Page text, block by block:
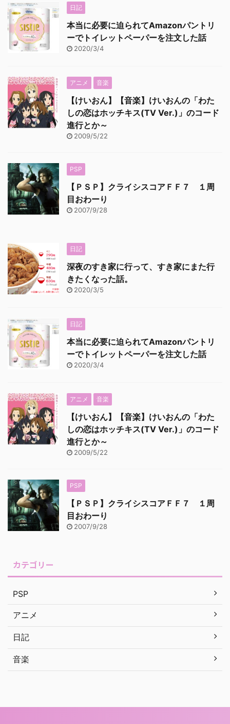
日記
本当に必要に迫られてAmazonパントリ
ーでトイレットペーパーを注文した話
2020/3/4
アニメ 音楽
【けいおん】【音楽】けいおんの「わた
しの恋はホッチキス(TV Ver.)」のコード
進行とか～
2009/5/22
PSP
【ＰＳＰ】クライシスコアＦＦ７ １周
目おわーり
2007/9/28
日記
深夜のすき家に行って、すき家にまた行
きたくなった話。
2020/3/5
日記
本当に必要に迫られてAmazonパントリ
ーでトイレットペーパーを注文した話
2020/3/4
アニメ 音楽
【けいおん】【音楽】けいおんの「わた
しの恋はホッチキス(TV Ver.)」のコード
進行とか～
2009/5/22
PSP
【ＰＳＰ】クライシスコアＦＦ７ １周
目おわーり
2007/9/28
カテゴリー
PSP
アニメ
日記
音楽